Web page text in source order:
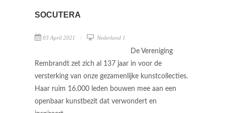
SOCUTERA
03 April 2021 Nederland 1
De Vereniging
Rembrandt zet zich al 137 jaar in voor de
versterking van onze gezamenlijke kunstcollecties.
Haar ruim 16.000 leden bouwen mee aan een
openbaar kunstbezit dat verwondert en